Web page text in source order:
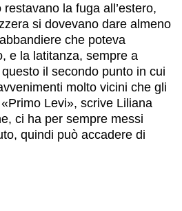
la fuga all’estero,
si dovevano dare almeno
che poteva
e la latitanza, sempre a
il secondo punto in cui
molto vicini che gli
Levi», scrive Liliana
ci ha per sempre messi
quindi può accadere di